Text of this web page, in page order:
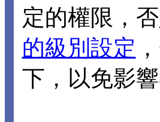
定的權限，
的級別設定
下，以免影